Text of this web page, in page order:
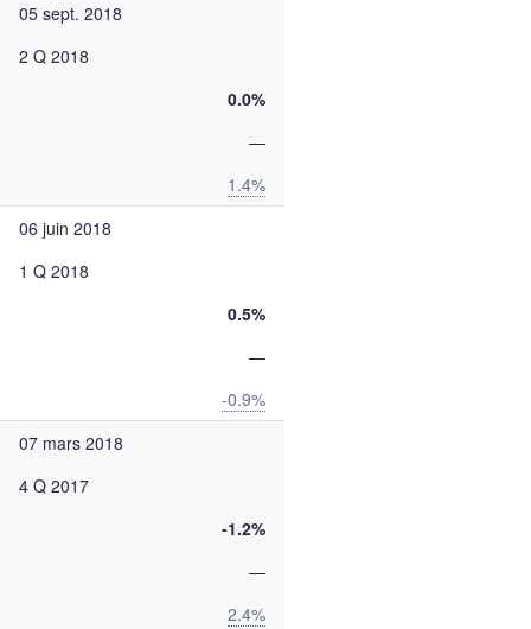
05 sept. 2018
2 Q 2018
0.0%
—
1.4%
06 juin 2018
1 Q 2018
0.5%
—
-0.9%
07 mars 2018
4 Q 2017
-1.2%
—
2.4%